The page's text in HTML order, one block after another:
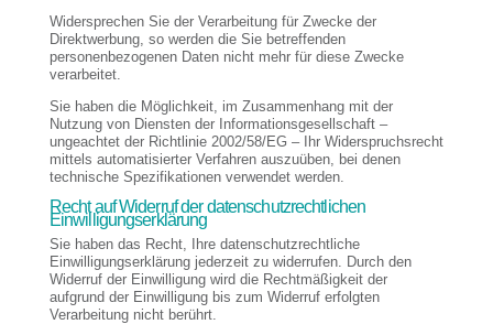
Widersprechen Sie der Verarbeitung für Zwecke der
Direktwerbung, so werden die Sie betreffenden
personenbezogenen Daten nicht mehr für diese Zwecke
verarbeitet.
Sie haben die Möglichkeit, im Zusammenhang mit der
Nutzung von Diensten der Informationsgesellschaft –
ungeachtet der Richtlinie 2002/58/EG – Ihr Widerspruchsrecht
mittels automatisierter Verfahren auszuüben, bei denen
technische Spezifikationen verwendet werden.
Recht auf Widerruf der datenschutzrechtlichen
Einwilligungserklärung
Sie haben das Recht, Ihre datenschutzrechtliche
Einwilligungserklärung jederzeit zu widerrufen. Durch den
Widerruf der Einwilligung wird die Rechtmäßigkeit der
aufgrund der Einwilligung bis zum Widerruf erfolgten
Verarbeitung nicht berührt.